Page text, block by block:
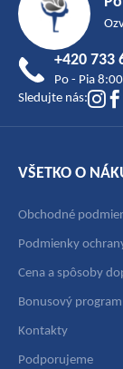
+420 733
Po - Pia
Sledujte nás:
VŠETKO O
Obchodné
Podmienky
Cena a spôsoby
Bonusový
Kontakty
Podporujeme